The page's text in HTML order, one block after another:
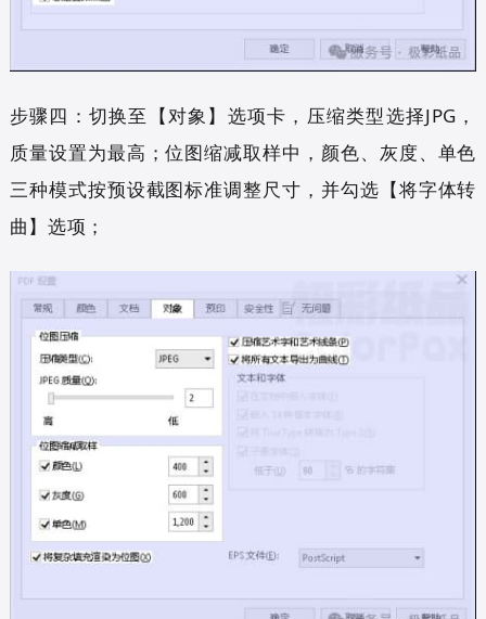
步骤四：切换至【对象】选项卡，压缩类型选择JPG，
质量设置为最高；位图缩减取样中，颜色、灰度、单色
三种模式按预设截图标准调整尺寸，并勾选【将字体转
曲】选项；